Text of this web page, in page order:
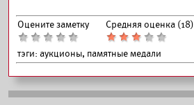
Оцените заметку Средняя оценка (18)
тэги: аукционы, памятные медали